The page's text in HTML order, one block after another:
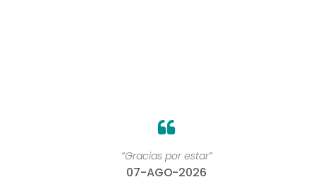
“Gracias por estar”
07-AGO-2026